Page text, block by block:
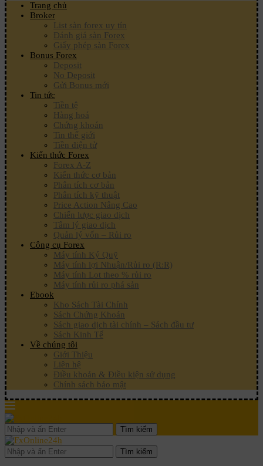
Trang chủ
Broker
List sàn forex uy tín
Đánh giá sàn Forex
Giấy phép sàn Forex
Bonus Forex
Deposit
No Deposit
Gửi Bonus mới
Tin tức
Tiền tệ
Hàng hoá
Chứng khoán
Tin thế giới
Tiền điện tử
Kiến thức Forex
Forex A-Z
Kiến thức cơ bản
Phân tích cơ bản
Phân tích kỹ thuật
Price Action Nâng Cao
Chiến lược giao dịch
Tâm lý giao dịch
Quản lý vốn – Rủi ro
Công cụ Forex
Máy tính Ký Quỹ
Máy tính lợi Nhuận/Rủi ro (R:R)
Máy tính Lot theo % rủi ro
Máy tính rủi ro phá sản
Ebook
Kho Sách Tài Chính
Sách Chứng Khoán
Sách giao dịch tài chính – Sách đầu tư
Sách Kinh Tế
Về chúng tôi
Giới Thiệu
Liên hệ
Điều khoản & Điều kiện sử dụng
Chính sách bảo mật
Tìm kiếm
Tìm kiếm